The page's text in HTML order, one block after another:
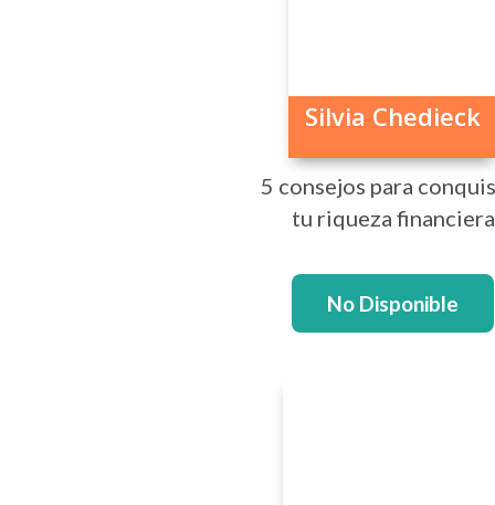
Silvia Chedieck
5 consejos para
tu riqueza financiera
No Disponible